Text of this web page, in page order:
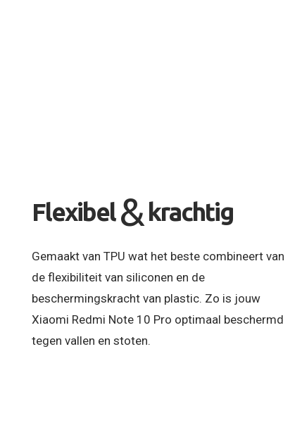
Flexibel & krachtig
Gemaakt van TPU wat het beste combineert van
de flexibiliteit van siliconen en de
beschermingskracht van plastic. Zo is jouw
Xiaomi Redmi Note 10 Pro optimaal beschermd
tegen vallen en stoten.